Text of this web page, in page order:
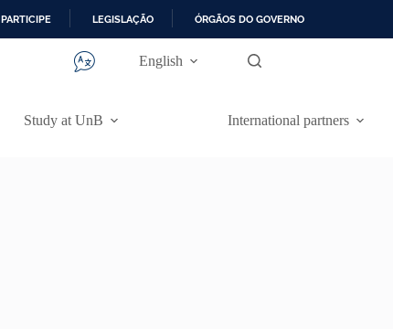
PARTICIPE LEGISLAÇÃO ÓRGÃOS DO GOVERNO
English
Study at UnB International partners